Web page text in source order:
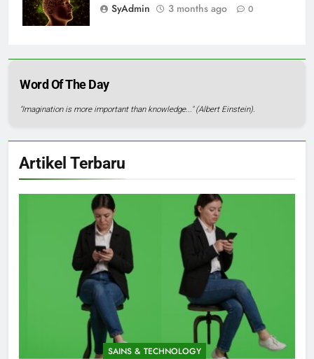
SyAdmin
3 months ago 0
Word Of The Day
"Imagination is more important than knowledge..." (Albert Einstein).
Artikel Terbaru
SAINS & TECHNOLOGY